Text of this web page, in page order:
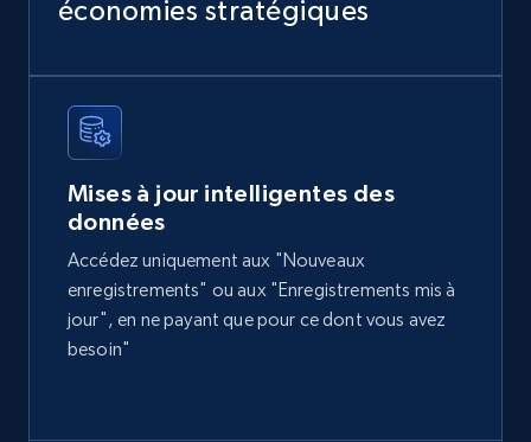
2.1K+
Amazon products global dataset
Title, Seller name, Brand, Description, Initial
price, Currency, Availability, Reviews count, and
more.
économies stratégiques
Mises à jour intelligentes des
données
Accédez uniquement aux "Nouveaux
enregistrements" ou aux "Enregistrements mis à
jour", en ne payant que pour ce dont vous avez
besoin"